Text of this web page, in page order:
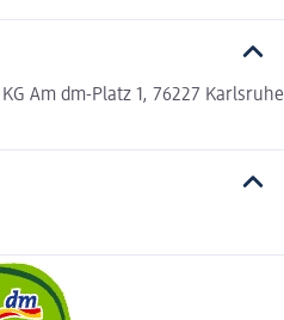
Am dm-Platz 1, 76227 Karlsruhe